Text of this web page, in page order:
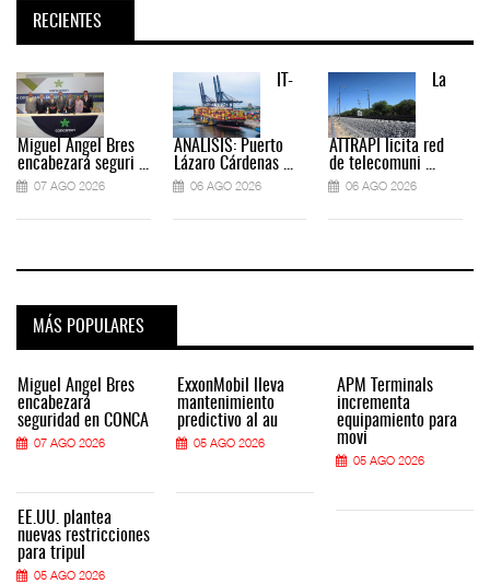
RECIENTES
Miguel Ángel Bres
encabezará seguri ...
07 AGO 2026
IT-
ANÁLISIS: Puerto
Lázaro Cárdenas ...
06 AGO 2026
La
ATTRAPI licita red
de telecomuni ...
06 AGO 2026
MÁS POPULARES
Miguel Ángel Bres
encabezará
seguridad en CONCA
07 AGO 2026
EE.UU. plantea
nuevas restricciones
para tripul
05 AGO 2026
ExxonMobil lleva
mantenimiento
predictivo al au
05 AGO 2026
APM Terminals
incrementa
equipamiento para
movi
05 AGO 2026